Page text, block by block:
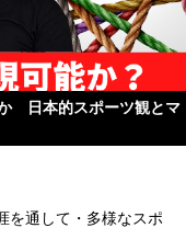
日本的スポーツ観とマ
を通して・多様なスポ